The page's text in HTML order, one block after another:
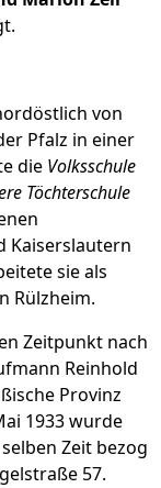
von
Pfalz in einer
die Volksschule
Töchterschule
Kaiserslautern
sie als
Rülzheim.
Zeitpunkt nach
Reinhold
Provinz
1933 wurde
Zeit bezog
57.